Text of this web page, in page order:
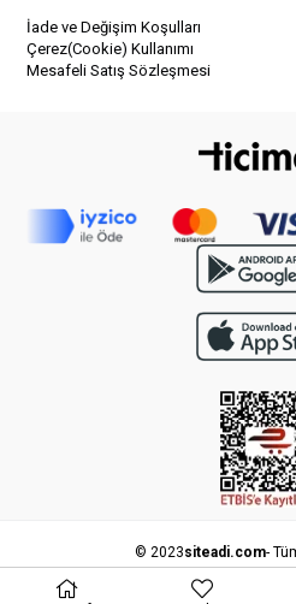
İade ve Değişim Koşulları
Çerez(Cookie) Kullanımı
Mesafeli Satış Sözleşmesi
© 2023siteadi.com-